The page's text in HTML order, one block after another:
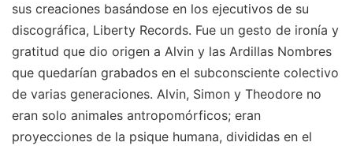
sus creaciones basándose en los ejecutivos de su
discográfica, Liberty Records. Fue un gesto de ironía y
gratitud que dio origen a Alvin y las Ardillas Nombres
que quedarían grabados en el subconsciente colectivo
de varias generaciones. Alvin, Simon y Theodore no
eran solo animales antropomórficos; eran
proyecciones de la psique humana, divididas en el